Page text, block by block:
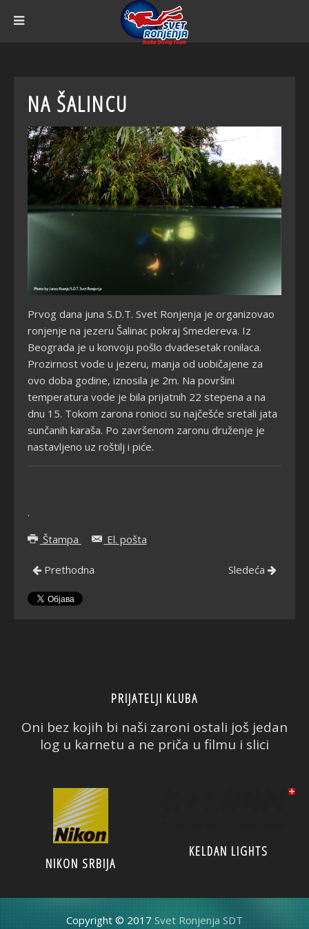
NA ŠALINCU
Prvog dana juna S.D.T. Svet Ronjenja je organizovao
ronjenje na jezeru Šalinac pokraj Smedereva. Iz
Beograda je u konvoju pošlo dvadesetak ronilaca.
Prozirnost vode u jezeru, manja od uobičajene za
ovo doba godine, iznosila je 2m. Na površini
temperatura vode je bila prijatnih 22 stepena a na
dnu 15. Tokom zarona ronioci su najčešće sretali jata
sunčanih karaša. Po završenom zaronu druženje je
nastavljeno uz roštilj i piće.
.
Štampa
El. pošta
Prethodna Sledeća
PRIJATELJI KLUBA
Oni bez kojih bi naši zaroni ostali još jedan
log u karnetu a ne priča u filmu i slici
NIKON SRBIJA
KELDAN LIGHTS
Copyright © 2017Svet Ronjenja SDT